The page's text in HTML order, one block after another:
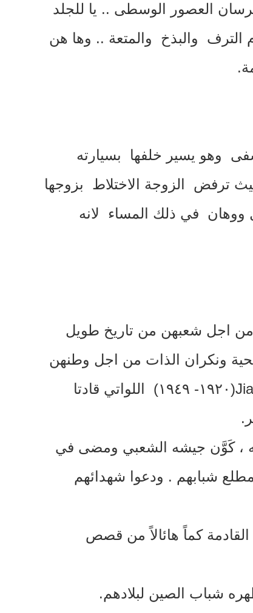
العصور الوسطى .. يا للجلد
والبذخ والمتعة .. وها هن
.
وهو يسير خلفها بسيارته
ترفض الزوجة الاختلاط بزوجها
ووهان في ذلك المساء لانه
اجل شعبهن من تاريخ طويل
ونكران الذات من اجل وطنهن
(١٩٢٠- ١٩٤٩)
اللواتي قادتا
.
، كَوَّن جيشه الشعبي ومضى في
. ودعوا شهدائهم
كماً هائالاً من قصص
شباب الصين لبلادهم.